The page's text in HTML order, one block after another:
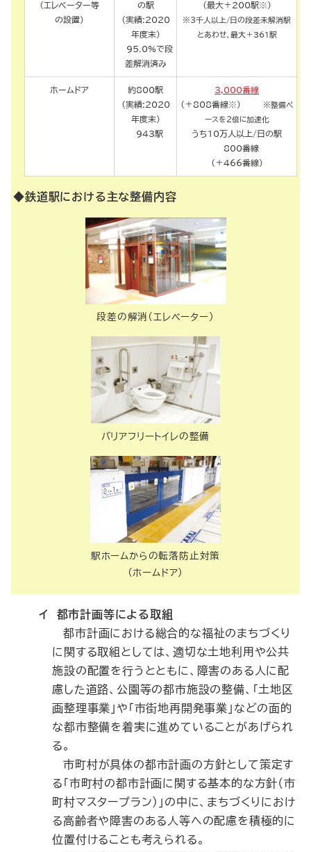
（エレベーター等
の設置）
の駅
（実績:2020
年度末）
95.0%で段
差解消済み
（最大＋200駅※）
※３千人以上/日の段差未解消駅
とあわせ、最大＋361駅
ホームドア
約800駅
（実績:2020
年度末）
943駅
3,000番線
（＋808番線※）
※整備ペ
ースを２倍に加速化
うち10万人以上/日の駅
800番線
（＋466番線）
◆鉄道駅における主な整備内容
段差の解消（エレベーター）
バリアフリートイレの整備
駅ホームからの転落防止対策
（ホームドア）
イ 都市計画等による取組
都市計画における総合的な福祉のまちづくり
に関する取組としては、適切な土地利用や公共
施設の配置を行うとともに、障害のある人に配
慮した道路、公園等の都市施設の整備、「土地区
画整理事業」や「市街地再開発事業」などの面的
な都市整備を着実に進めていることがあげられ
る。
市町村が具体の都市計画の方針として策定す
る「市町村の都市計画に関する基本的な方針（市
町村マスタープラン）」の中に、まちづくりにおけ
る高齢者や障害のある人等への配慮を積極的に
位置付けることも考えられる。